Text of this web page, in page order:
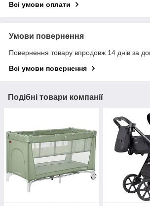
Всі умови оплати
Умови повернення
Повернення товару впродовж 14 днів за
Всі умови повернення
Подібні товари компанії